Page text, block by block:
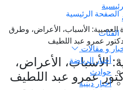
الصفحة الرئيسية
الفئات
و مقالات
أخبار الرياضة
حوادث
أخبار دينية
العصبية: الأسباب، الأعراض، وطرق
عمرو عبد اللطيف
الأسباب، الأعراض،
عمرو عبد اللطيف